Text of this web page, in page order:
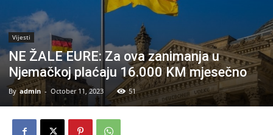
Vijesti
NE ŽALE EURE: Za ova zanimanja u
Njemačkoj plaćaju 16.000 KM mjesečno
By admin - October 11, 2023 51